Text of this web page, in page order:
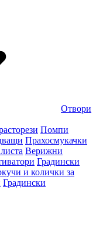
Отвори
Помпи
Прахосмукачки
Верижни
Градински
и колички за
Градински